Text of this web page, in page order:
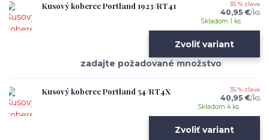
Kusový koberec Portland 1923/RT41 35 % zľava
40,95 €/ks
Skladom 1 ks
Zvoliť variant
Kusový koberec Portland 54/RT4X 35 % zľava
40,95 €/ks
Skladom 4 ks
Zvoliť variant